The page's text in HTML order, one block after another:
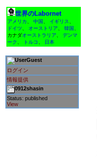
世界のLabornet
アメリカ 中国 イギリス
ドイツ
オーストリア 韓国
カナダオーストラリア
デンマ
ーク
トルコ 日本
Guest
ログイン
情報提供
0912shasin
Status: published
View